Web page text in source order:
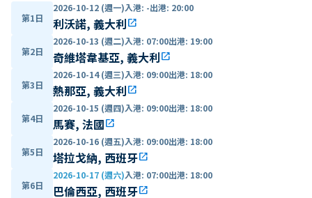
第1日
2026-10-12 (週一)入港: -出港: 20:00
利沃諾, 義大利open_in_new
第2日
2026-10-13 (週二)入港: 07:00出港: 19:00
奇維塔韋基亞, 義大利open_in_new
第3日
2026-10-14 (週三)入港: 09:00出港: 18:00
熱那亞, 義大利open_in_new
第4日
2026-10-15 (週四)入港: 09:00出港: 18:00
馬賽, 法國open_in_new
第5日
2026-10-16 (週五)入港: 09:00出港: 18:00
塔拉戈納, 西班牙open_in_new
第6日
2026-10-17 (週六)入港: 07:00出港: 18:00
巴倫西亞, 西班牙open_in_new